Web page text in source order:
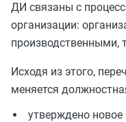
ДИ связаны с
организации:
производственными,
Исходя из этого,
меняется
утверждено новое